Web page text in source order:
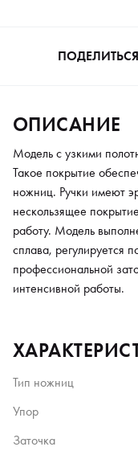
ПОДЕЛИТЬСЯ
ОПИСАНИЕ
Модель с узкими
Такое покрытие
ножниц. Ручки имеют
нескользящее
работу. Модель
сплава, регулируется
профессиональной
интенсивной работы.
Тип ножниц
Упор
Заточка